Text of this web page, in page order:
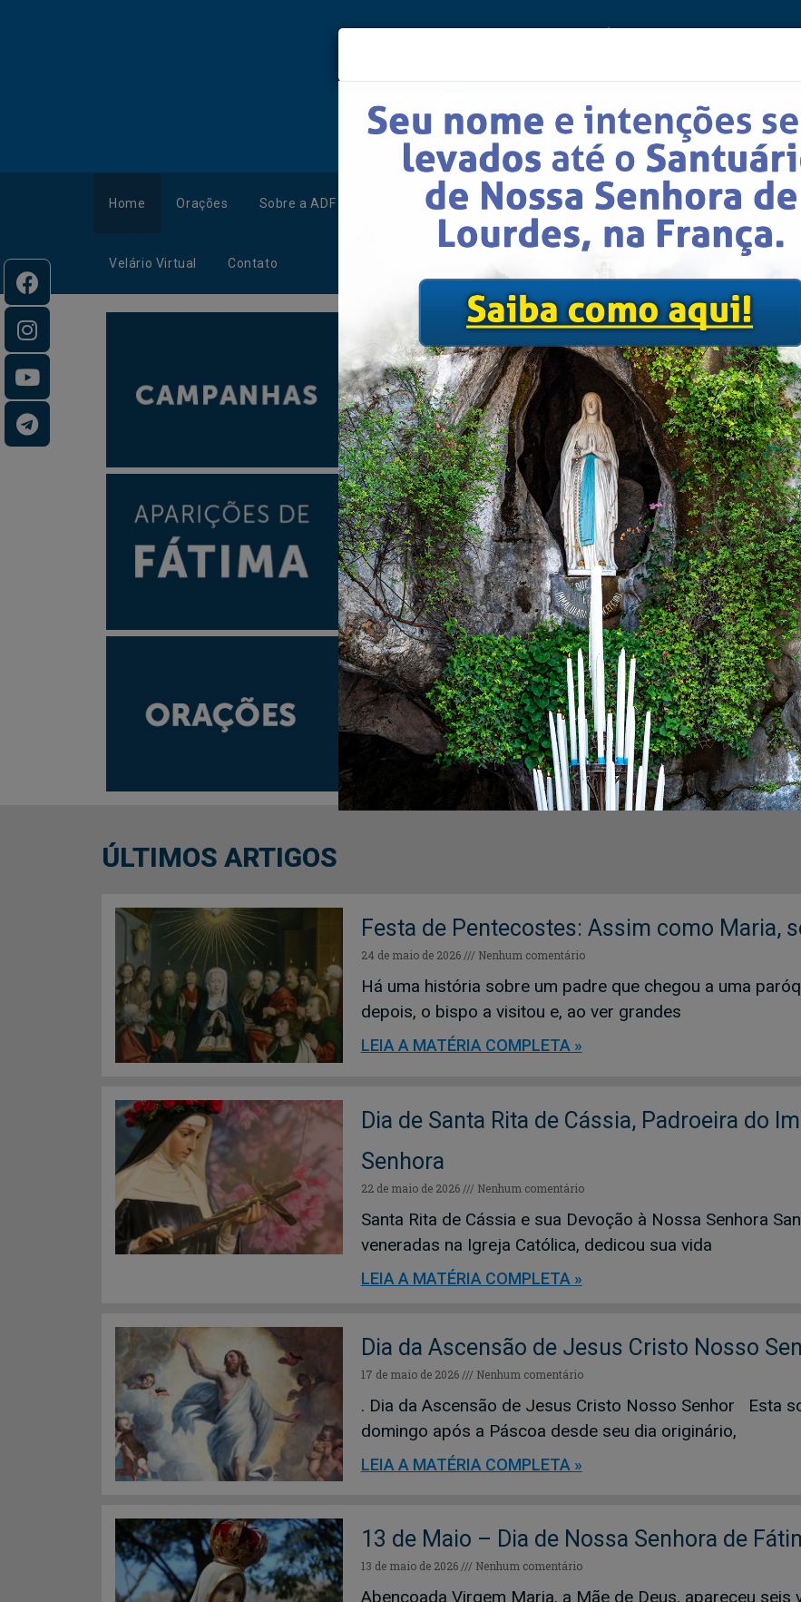
Home Orações Sobre a ADF Campanhas Graças Alcançadas Aparições de Nossa Senhora
Velário Virtual Contato
Participe do
ÚLTIMOS ARTIGOS
Festa de Pentecostes: Assim como Maria,
24 de maio de 2026 Nenhum comentário
Há uma história sobre um padre que chegou a uma
depois, o bispo a visitou e, ao ver grandes
LEIA A MATÉRIA COMPLETA »
Dia de Santa Rita de Cássia, Padroeira do
Senhora
22 de maio de 2026 Nenhum comentário
Santa Rita de Cássia e sua Devoção à Nossa Senhora
veneradas na Igreja Católica, dedicou sua vida
LEIA A MATÉRIA COMPLETA »
Dia da Ascensão de Jesus Cristo Nosso
17 de maio de 2026 Nenhum comentário
. Dia da Ascensão de Jesus Cristo Nosso Senhor Esta
domingo após a Páscoa desde seu dia originário,
LEIA A MATÉRIA COMPLETA »
13 de Maio – Dia de Nossa Senhora de
13 de maio de 2026 Nenhum comentário
Abençoada Virgem Maria, a Mãe de Deus, apareceu